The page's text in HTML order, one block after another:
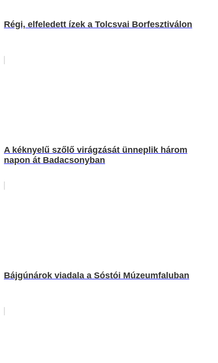
Régi, elfeledett ízek a Tolcsvai Borfesztiválon
A kéknyelű szőlő virágzását ünneplik három
napon át Badacsonyban
Bájgúnárok viadala a Sóstói Múzeumfaluban